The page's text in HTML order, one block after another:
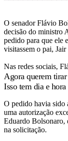
O senador Flávio
decisão do ministro
pedido para que ele
visitassem o pai,
Nas redes sociais,
Agora querem
Isso tem dia e
O pedido havia sido
uma autorização
Eduardo Bolsonaro,
na solicitação.